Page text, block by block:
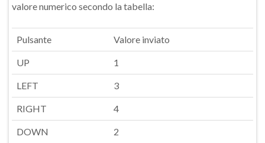
valore numerico secondo la tabella:
Pulsante Valore inviato
UP 1
LEFT 3
RIGHT 4
DOWN 2